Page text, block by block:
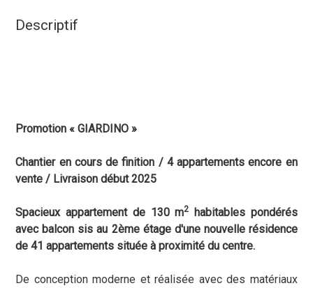
Descriptif
Promotion « GIARDINO »
Chantier en cours de finition / 4 appartements encore en
vente / Livraison début 2025
Spacieux appartement de 130 m2
habitables pondérés
avec balcon sis au 2ème étage d'une nouvelle résidence
de 41 appartements située à proximité du centre.
De conception moderne et réalisée avec des matériaux